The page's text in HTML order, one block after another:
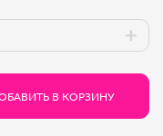
В КОРЗИНУ